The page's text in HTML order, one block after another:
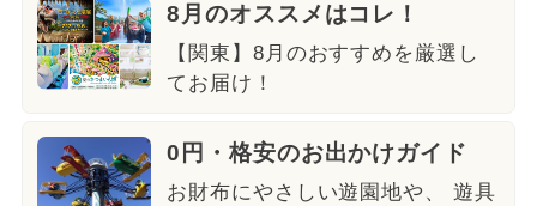
8月のオススメはコレ！
【関東】8月のおすすめを厳選し
てお届け！
0円・格安のお出かけガイド
お財布にやさしい遊園地や、 遊具